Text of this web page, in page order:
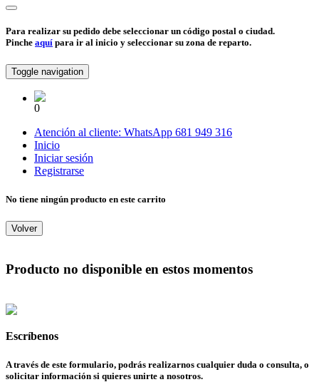
Para realizar su pedido debe seleccionar un código postal o ciudad.
Pinche aquí para ir al inicio y seleccionar su zona de reparto.
Toggle navigation
0
Atención al cliente: WhatsApp 681 949 316
Inicio
Iniciar sesión
Registrarse
No tiene ningún producto en este carrito
Volver
Producto no disponible en estos momentos
Escríbenos
A través de este formulario, podrás realizarnos cualquier duda o consulta, o
solicitar información si quieres unirte a nosotros.